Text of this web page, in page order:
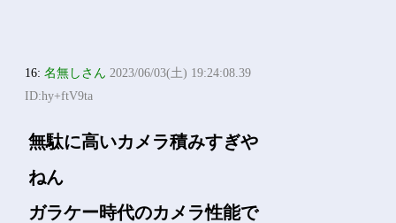
16:名無しさん 2023/06/03(土) 19:24:08.39
ID:hy+ftV9ta
無駄に高いカメラ積みすぎや
ねん
ガラケー時代のカメラ性能で